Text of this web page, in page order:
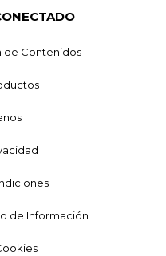
de Contenidos
de Información